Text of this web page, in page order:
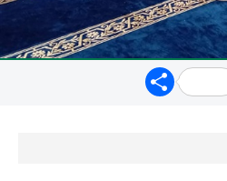
Share